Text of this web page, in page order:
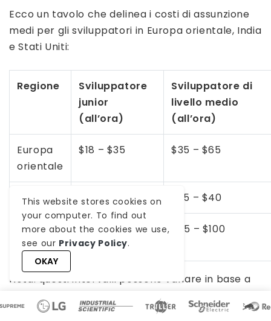
Ecco un tavolo che delinea i costi di assunzione
medi per gli sviluppatori in Europa orientale, India
e Stati Uniti:
Regione
Sviluppatore
junior
(all’ora)
Sviluppatore di
livello medio
(all’ora)
Europa
orientale
$18 – $35 $35 – $65
India $15 – $25 $25 – $40
Stati
Uniti
$50 – $75 $75 – $100
Nota: questi intervalli possono variare in base a
fattori quali competenze specifiche, complessità
del progetto e posizione all’interno di ciascuna
This website stores cookies on
your computer. To find out
more about the cookies we use,
see our Privacy Policy.
OKAY